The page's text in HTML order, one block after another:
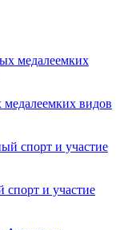
видов
спорт и участие